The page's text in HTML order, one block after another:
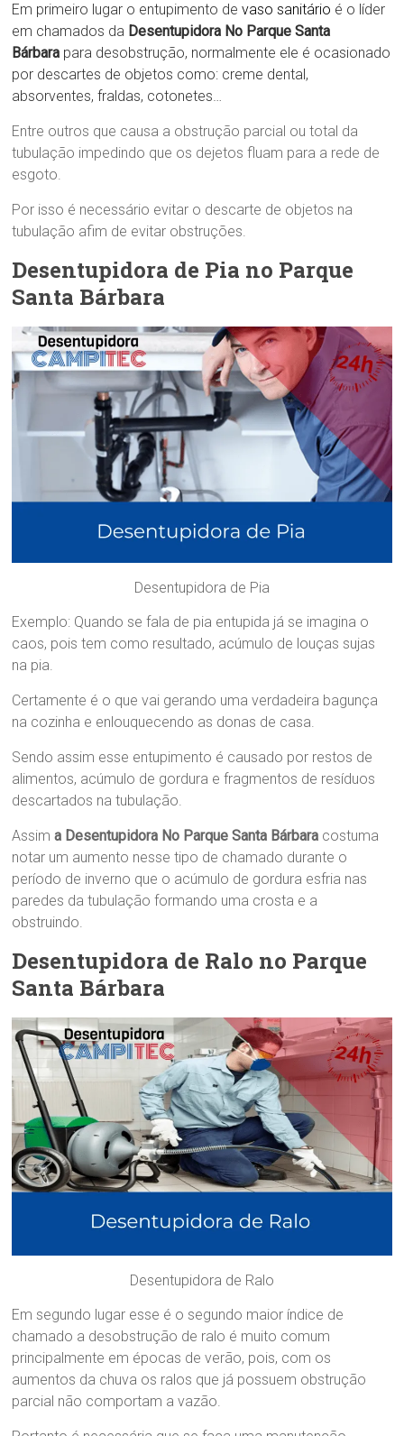
Em primeiro lugar o entupimento devaso sanitário é o líder
em chamados da Desentupidora No Parque Santa
Bárbara para desobstrução, normalmente ele é ocasionado
por descartes de objetos como: creme dental,
absorventes, fraldas, cotonetes…
Entre outros que causa a obstrução parcial ou total da
tubulação impedindo que os dejetos fluam para a rede de
esgoto.
Por isso é necessário evitar o descarte de objetos na
tubulação afim de evitar obstruções.
Desentupidora de Pia no Parque
Santa Bárbara
Desentupidora de Pia
Exemplo: Quando se fala de pia entupida já se imagina o
caos, pois tem como resultado, acúmulo de louças sujas
na pia.
Certamente é o que vai gerando uma verdadeira bagunça
na cozinha e enlouquecendo as donas de casa.
Sendo assim esse entupimento é causado por restos de
alimentos, acúmulo de gordura e fragmentos de resíduos
descartados na tubulação.
Assim a Desentupidora No Parque Santa Bárbara costuma
notar um aumento nesse tipo de chamado durante o
período de inverno que o acúmulo de gordura esfria nas
paredes da tubulação formando uma crosta e a
obstruindo.
Desentupidora de Ralo no Parque
Santa Bárbara
Desentupidora de Ralo
Em segundo lugar esse é o segundo maior índice de
chamado a desobstrução de ralo é muito comum
principalmente em épocas de verão, pois, com os
aumentos da chuva os ralos que já possuem obstrução
parcial não comportam a vazão.